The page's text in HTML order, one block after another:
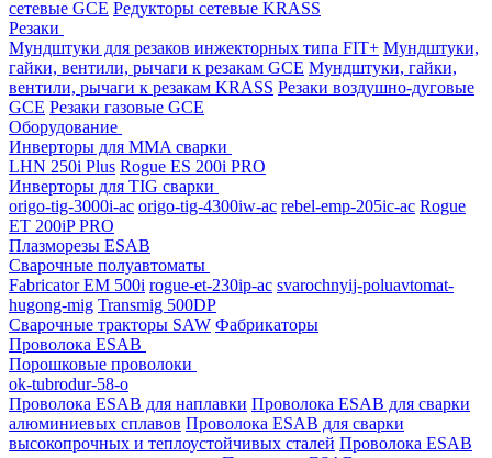
сетевые GCE Редукторы сетевые KRASS
Резаки
Мундштуки для резаков инжекторных типа FIT+ Мундштуки,
гайки, вентили, рычаги к резакам GCE Мундштуки, гайки,
вентили, рычаги к резакам KRASS Резаки воздушно-дуговые
GCE Резаки газовые GCE
Оборудование
Инверторы для MMA сварки
LHN 250i Plus Rogue ES 200i PRO
Инверторы для TIG сварки
origo-tig-3000i-ac origo-tig-4300iw-ac rebel-emp-205ic-ac Rogue
ET 200iP PRO
Плазморезы ESAB
Сварочные полуавтоматы
Fabricator EM 500i rogue-et-230ip-ac svarochnyij-poluavtomat-
hugong-mig Transmig 500DP
Сварочные тракторы SAW Фабрикаторы
Проволока ESAB
Порошковые проволоки
ok-tubrodur-58-o
Проволока ESAB для наплавки Проволока ESAB для сварки
алюминиевых сплавов Проволока ESAB для сварки
высокопрочных и теплоустойчивых сталей Проволока ESAB